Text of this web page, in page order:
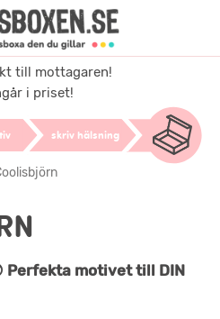
till mottagaren!
i priset!
skriv hälsning
Perfekta motivet till DIN